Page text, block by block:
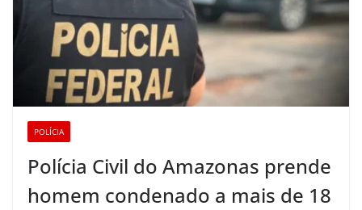
POLÍCIA
Polícia Civil do Amazonas prende
homem condenado a mais de 18